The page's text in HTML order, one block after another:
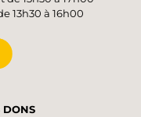
13h30 à 16h00
DONS